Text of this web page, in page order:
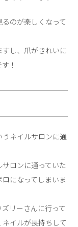
のが楽しくなって
し、爪がきれいに
！
ネイルサロンに通
ロンに通っていた
になってしまいま
リーさんに行って
イルが長持ちして